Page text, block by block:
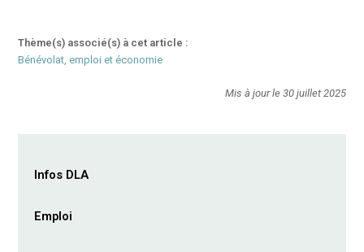
Thème(s) associé(s) à cet article :
Bénévolat, emploi et économie
Mis à jour le 30 juillet 2025
Infos DLA
Emploi